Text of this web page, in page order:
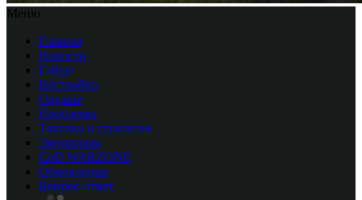
Меню
Главная
Новости
Гайды
Настройка
Оружие
Проблемы
Тактика и стратегия
Эмуляторы
CоD WARZONE
Обновления
Вопрос-ответ